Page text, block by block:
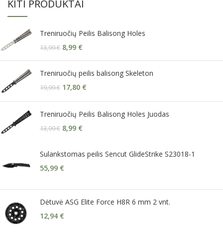
KITI PRODUKTAI
Treniruočių Peilis Balisong Holes
13,99€ 8,99 €
Treniruočių peilis balisong Skeleton
19,99€ 17,80 €
Treniruočių Peilis Balisong Holes Juodas
13,99€ 8,99 €
Sulankstomas peilis Sencut GlideStrike S23018-1
55,99 €
Dėtuvė ASG Elite Force H8R 6 mm 2 vnt.
12,94 €